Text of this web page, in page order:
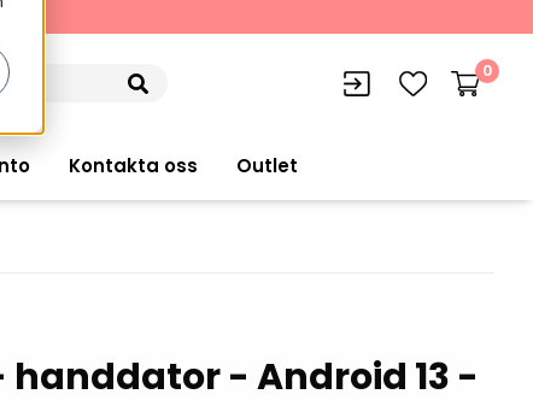
0
Truckdatorer
WMSIQ: Lagersystem (WMS)
Kontakta oss Outlet
handdator - Android 13 -